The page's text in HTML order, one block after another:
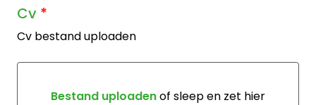
Cv *
Cv bestand uploaden
Bestand uploadenof sleep en zet hier